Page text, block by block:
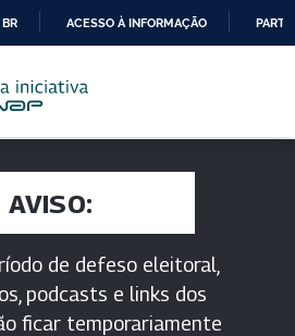
PARA
CONTEÚDO
ACESSO À INFORMAÇÃO
AVISO:
de defeso eleitoral,
podcasts e links dos
ficar temporariamente